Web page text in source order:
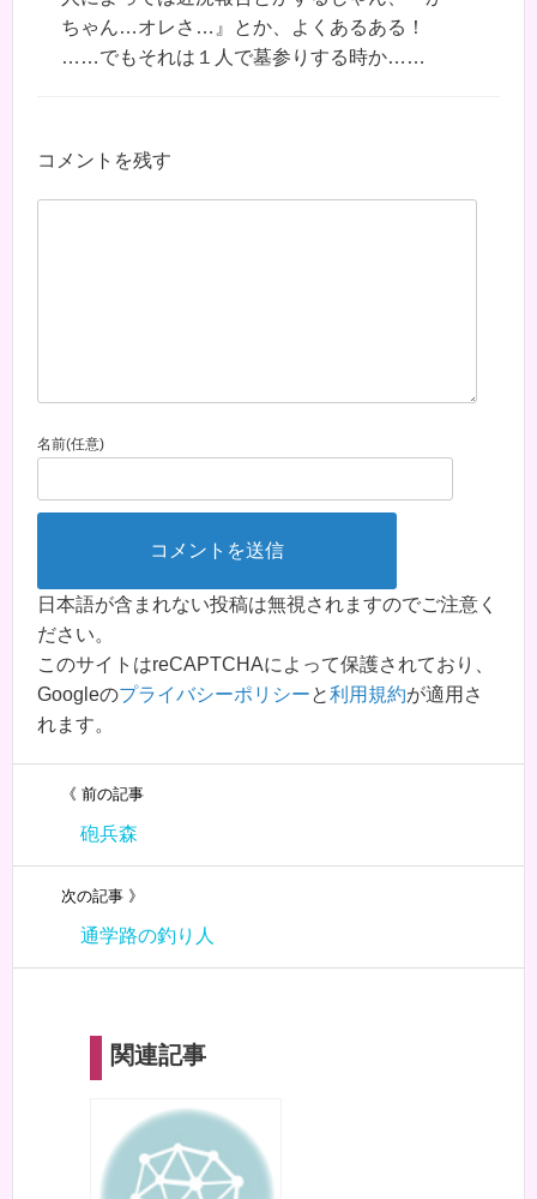
ちゃん…オレさ…』とか、よくあるある！
……でもそれは１人で墓参りする時か……
コメントを残す
名前(任意)
日本語が含まれない投稿は無視されますのでご注意く
ださい。
このサイトはreCAPTCHAによって保護されており、
Googleのプライバシーポリシーと利用規約が適用さ
れます。
《 前の記事
砲兵森
次の記事 》
通学路の釣り人
関連記事